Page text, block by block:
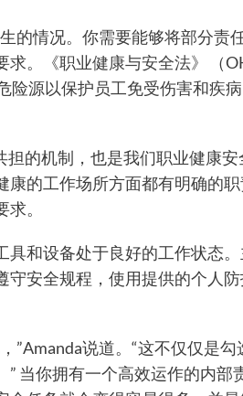
的情况。你需要能够将部分责
求。《职业健康与安全法》
（
源以保护员工免受伤害和疾
的机制，也是我们职业健康安
的工作场所方面都有明确的
。
和设备处于良好的工作状态
安全规程，使用提供的个人
”Amanda说道。“这不仅仅是
当你拥有一个高效运作的内部